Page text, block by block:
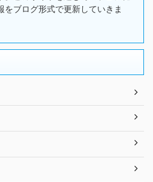
をブログ形式で更新していきま